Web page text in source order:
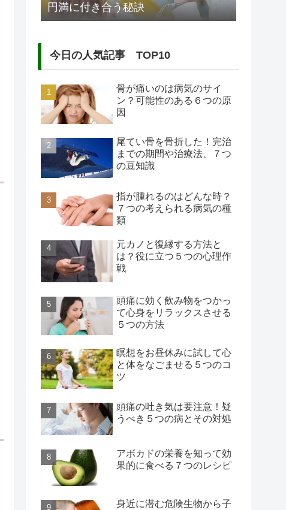
円満に付き合う秘訣
今日の人気記事 TOP10
骨が痛いのは病気のサイ
ン？可能性のある６つの原
因
尾てい骨を骨折した！完治
までの期間や治療法、７つ
の豆知識
指が腫れるのはどんな時？
７つの考えられる病気の種
類
元カノと復縁する方法と
は？役に立つ５つの心理作
戦
頭痛に効く飲み物をつかっ
て心身をリラックスさせる
５つの方法
瞑想をお昼休みに試して心
と体をなごませる５つのコ
ツ
頭痛の吐き気は要注意！疑
うべき５つの病とその対処
アボカドの栄養を知って効
果的に食べる７つのレシピ
身近に潜む危険生物から子